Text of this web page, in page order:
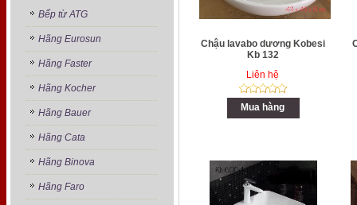
Bếp từ ATG
Hãng Eurosun
Hãng Faster
Hãng Kocher
Hãng Bauer
Hãng Cata
Hãng Binova
Hãng Faro
Chậu lavabo dương Kobesi
Kb 132
Liên hệ
Mua hàng